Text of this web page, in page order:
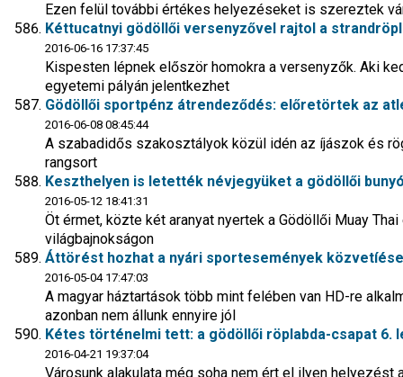
Ezen felül további értékes helyezéseket is szereztek
Kéttucatnyi gödöllői versenyzővel rajtol a
2016-06-16 17:37:45
Kispesten lépnek először homokra a versenyzők. Aki
egyetemi pályán jelentkezhet
Gödöllői sportpénz átrendeződés: előretörtek az
2016-06-08 08:45:44
A szabadidős szakosztályok közül idén az íjászok és
rangsort
Keszthelyen is letették névjegyüket a gödöllői
2016-05-12 18:41:31
Öt érmet, közte két aranyat nyertek a Gödöllői Muay
világbajnokságon
Áttörést hozhat a nyári sportesemények
2016-05-04 17:47:03
A magyar háztartások több mint felében van HD-re
azonban nem állunk ennyire jól
Kétes történelmi tett: a gödöllői röplabda-csapat 6.
2016-04-21 19:37:04
Városunk alakulata még soha nem ért el ilyen